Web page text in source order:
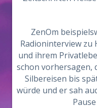
ZenOm
Radioninterview zu
und ihrem
schon vorhersagen,
Silbereisen bis
würde und er sah